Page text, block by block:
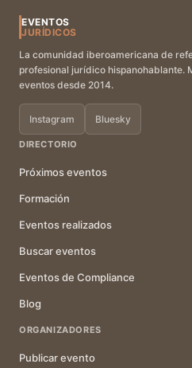
EVENTOS
JURÍDICOS
La comunidad iberoamericana de
profesional jurídico hispanohablante.
eventos desde 2014.
Instagram Bluesky
DIRECTORIO
Próximos eventos
Formación
Eventos realizados
Buscar eventos
Eventos de Compliance
Blog
ORGANIZADORES
Publicar evento